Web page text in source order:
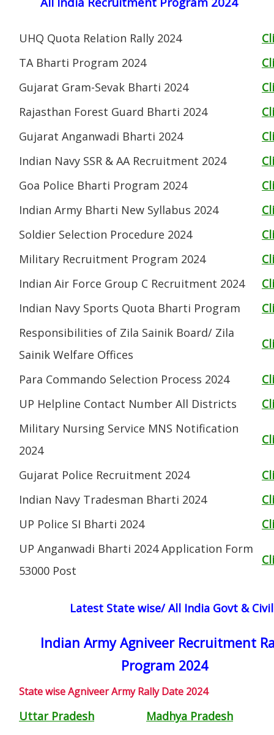
UHQ Quota Relation Rally 2024
TA Bharti Program 2024
Gujarat Gram-Sevak Bharti 2024
Rajasthan Forest Guard Bharti 2024
Gujarat Anganwadi Bharti 2024
Indian Navy SSR & AA Recruitment 2024
Goa Police Bharti Program 2024
Indian Army Bharti New Syllabus 2024
Soldier Selection Procedure 2024
Military Recruitment Program 2024
Indian Air Force Group C Recruitment 2024
Indian Navy Sports Quota Bharti Program
Responsibilities of Zila Sainik Board/ Zila
Sainik Welfare Offices
Para Commando Selection Process 2024
UP Helpline Contact Number All Districts
Military Nursing Service MNS Notification
2024
Gujarat Police Recruitment 2024
Indian Navy Tradesman Bharti 2024
UP Police SI Bharti 2024
UP Anganwadi Bharti 2024 Application Form
53000 Post
Latest State wise/ All India Govt &
Indian Army Agniveer Recruitment
Program 2024
State wise Agniveer Army Rally Date 2024
Uttar Pradesh
Madhya Pradesh